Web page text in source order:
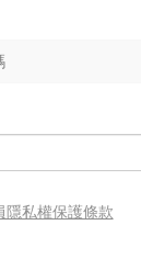
隱私權保護條款